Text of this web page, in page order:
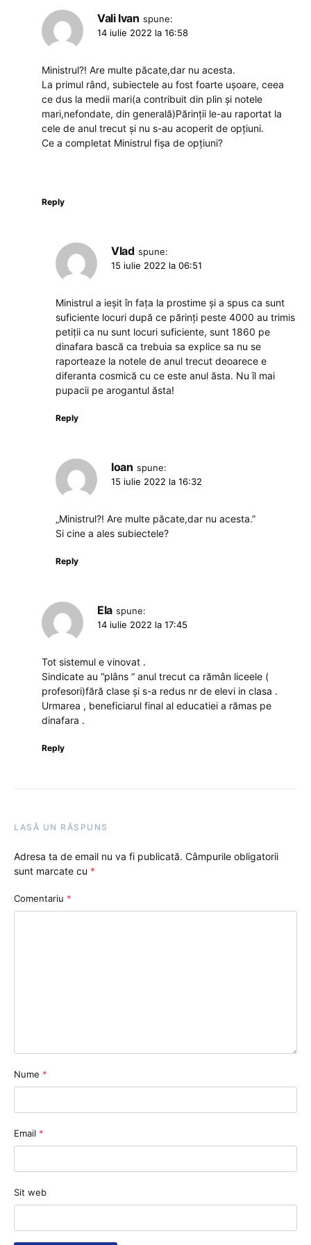
Vali Ivan spune:
14 iulie 2022 la 16:58
Ministrul?! Are multe păcate,dar nu acesta.
La primul rând, subiectele au fost foarte ușoare, ceea
ce dus la medii mari(a contribuit din plin și notele
mari,nefondate, din generală)Părinții le-au raportat la
cele de anul trecut și nu s-au acoperit de opțiuni.
Ce a completat Ministrul fișa de opțiuni?
Reply
Vlad spune:
15 iulie 2022 la 06:51
Ministrul a ieșit în fața la prostime și a spus ca sunt
suficiente locuri după ce părinți peste 4000 au trimis
petiții ca nu sunt locuri suficiente, sunt 1860 pe
dinafara bască ca trebuia sa explice sa nu se
raporteaze la notele de anul trecut deoarece e
diferanta cosmică cu ce este anul ăsta. Nu îl mai
pupacii pe arogantul ăsta!
Reply
Ioan spune:
15 iulie 2022 la 16:32
„Ministrul?! Are multe păcate,dar nu acesta.”
Si cine a ales subiectele?
Reply
Ela spune:
14 iulie 2022 la 17:45
Tot sistemul e vinovat .
Sindicate au “plâns “ anul trecut ca rămân liceele (
profesori)fără clase și s-a redus nr de elevi in clasa .
Urmarea , beneficiarul final al educatiei a rămas pe
dinafara .
Reply
LASĂ UN RĂSPUNS
Adresa ta de email nu va fi publicată. Câmpurile obligatorii
sunt marcate cu *
Comentariu *
Nume *
Email *
Sit web